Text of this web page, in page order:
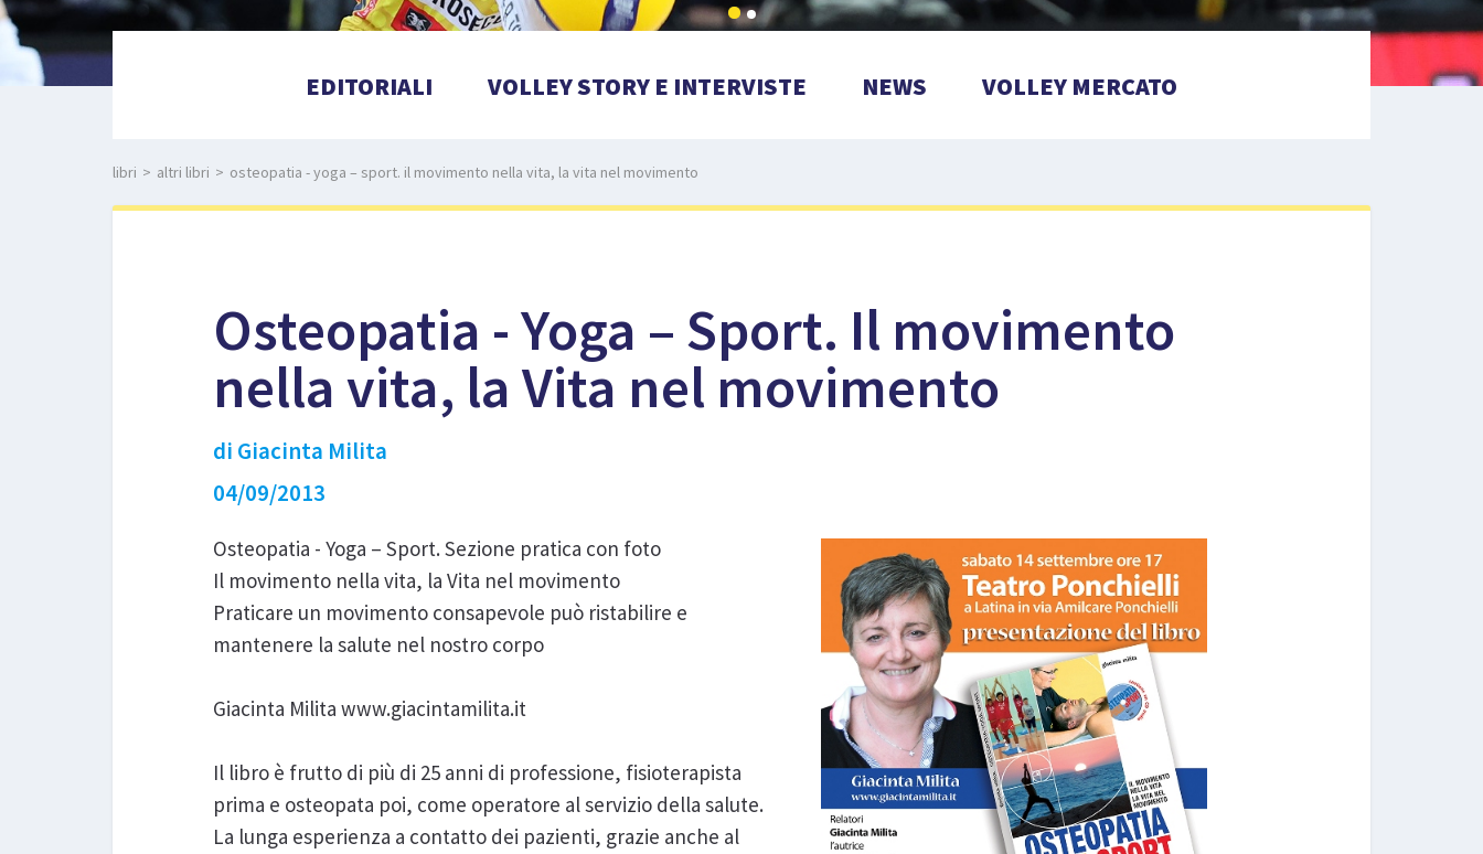
EDITORIALI VOLLEY STORY E INTERVISTE NEWS VOLLEY MERCATO
libri > altri libri > osteopatia - yoga – sport. il movimento nella vita, la vita nel movimento
Osteopatia - Yoga – Sport. Il movimento
nella vita, la Vita nel movimento
di Giacinta Milita
04/09/2013
Osteopatia - Yoga – Sport. Sezione pratica con foto
Il movimento nella vita, la Vita nel movimento
Praticare un movimento consapevole può ristabilire e
mantenere la salute nel nostro corpo
Giacinta Milita www.giacintamilita.it
Il libro è frutto di più di 25 anni di professione, fisioterapista
prima e osteopata poi, come operatore al servizio della salute.
La lunga esperienza a contatto dei pazienti, grazie anche al